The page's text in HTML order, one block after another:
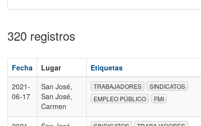
320 registros
Fecha Lugar Etiquetas
2021-
06-17
San José,
San José,
Carmen
TRABAJADORES
SINDICATOS
EMPLEO PÚBLICO
FMI